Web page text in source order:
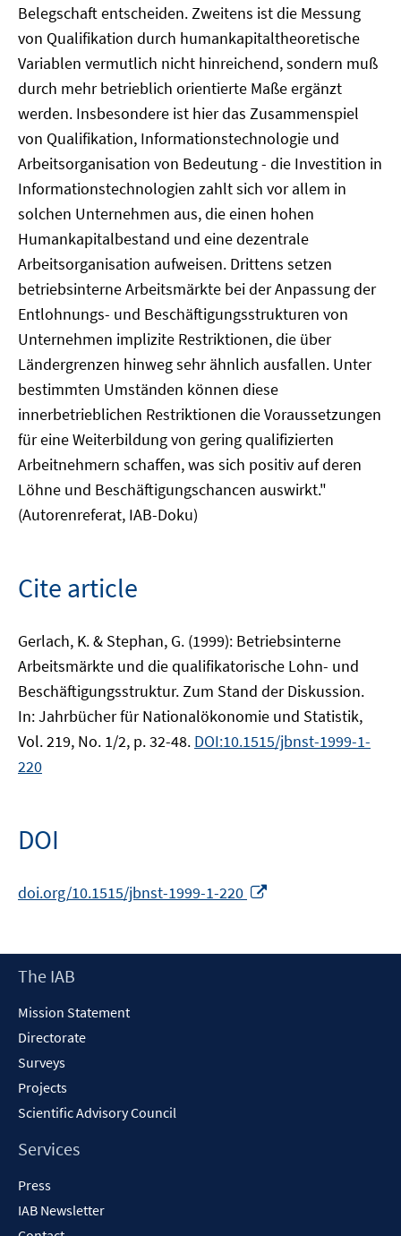
Belegschaft entscheiden. Zweitens ist die Messung
von Qualifikation durch humankapitaltheoretische
Variablen vermutlich nicht hinreichend, sondern muß
durch mehr betrieblich orientierte Maße ergänzt
werden. Insbesondere ist hier das Zusammenspiel
von Qualifikation, Informationstechnologie und
Arbeitsorganisation von Bedeutung - die Investition in
Informationstechnologien zahlt sich vor allem in
solchen Unternehmen aus, die einen hohen
Humankapitalbestand und eine dezentrale
Arbeitsorganisation aufweisen. Drittens setzen
betriebsinterne Arbeitsmärkte bei der Anpassung der
Entlohnungs- und Beschäftigungsstrukturen von
Unternehmen implizite Restriktionen, die über
Ländergrenzen hinweg sehr ähnlich ausfallen. Unter
bestimmten Umständen können diese
innerbetrieblichen Restriktionen die Voraussetzungen
für eine Weiterbildung von gering qualifizierten
Arbeitnehmern schaffen, was sich positiv auf deren
Löhne und Beschäftigungschancen auswirkt."
(Autorenreferat, IAB-Doku)
Cite article
Gerlach, K. & Stephan, G. (1999): Betriebsinterne
Arbeitsmärkte und die qualifikatorische Lohn- und
Beschäftigungsstruktur. Zum Stand der Diskussion.
In: Jahrbücher für Nationalökonomie und Statistik,
Vol. 219, No. 1/2, p. 32-48. DOI:10.1515/jbnst-1999-1-
220
DOI
doi.org/10.1515/jbnst-1999-1-220
new
Footer
The IAB
Mission Statement
Directorate
Surveys
Projects
Scientific Advisory Council
Services
Press
IAB Newsletter